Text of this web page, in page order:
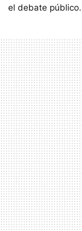
el debate público.